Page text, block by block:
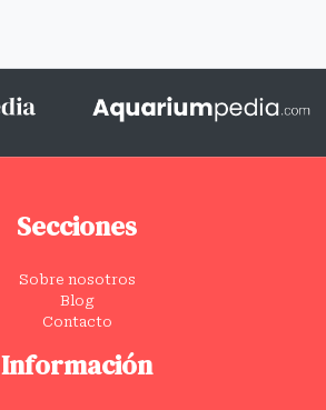
Secciones
Sobre nosotros
Blog
Contacto
Información